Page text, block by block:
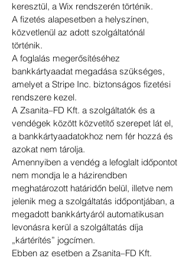
keresztül, a Wix rendszerén történik.
A fizetés alapesetben a helyszínen,
közvetlenül az adott szolgáltatónál
történik.
A foglalás megerősítéséhez
bankkártyaadat megadása szükséges,
amelyet a Stripe Inc. biztonságos fizetési
rendszere kezel.
A Zsanita–FD Kft. a szolgáltatók és a
vendégek között közvetítő szerepet lát el,
a bankkártyaadatokhoz nem fér hozzá és
azokat nem tárolja.
Amennyiben a vendég a lefoglalt időpontot
nem mondja le a házirendben
meghatározott határidőn belül, illetve nem
jelenik meg a szolgáltatás időpontjában, a
megadott bankkártyáról automatikusan
levonásra kerül a szolgáltatás díja
„kártérítés” jogcímen.
Ebben az esetben a Zsanita–FD Kft.